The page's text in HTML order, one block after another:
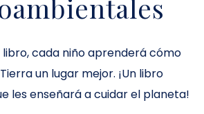
cada niño aprenderá cómo
un lugar mejor. ¡Un libro
les enseñará a cuidar el planeta!